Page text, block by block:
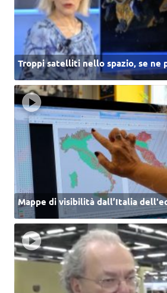
Troppi satelliti nello spazio, se ne
Mappe di visibilità dall’Italia